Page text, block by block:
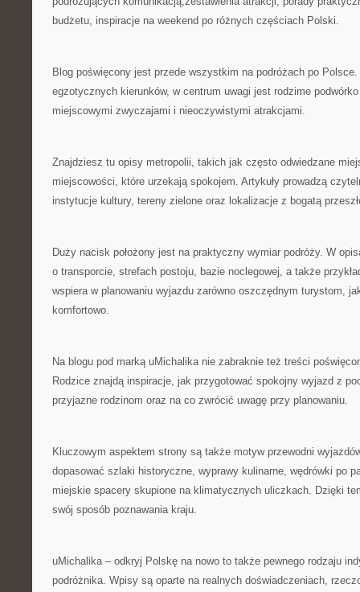
budżetu, inspiracje na weekend po różnych częściach Polski.
Blog poświęcony jest przede wszystkim na podróżach po
egzotycznych kierunków, w centrum uwagi jest rodzime
miejscowymi zwyczajami i nieoczywistymi atrakcjami.
Znajdziesz tu opisy metropolii, takich jak często odwiedzane
miejscowości, które urzekają spokojem. Artykuły prowadzą
instytucje kultury, tereny zielone oraz lokalizacje z bogatą
Duży nacisk położony jest na praktyczny wymiar podróży. W
o transporcie, strefach postoju, bazie noclegowej, a także
wspiera w planowaniu wyjazdu zarówno oszczędnym turystom,
komfortowo.
Na blogu pod marką uMichalika nie zabraknie też treści
Rodzice znajdą inspiracje, jak przygotować spokojny wyjazd z
przyjazne rodzinom oraz na co zwrócić uwagę przy planowaniu.
Kluczowym aspektem strony są także motyw przewodni
dopasować szlaki historyczne, wyprawy kulinarne, wędrówki po
miejskie spacery skupione na klimatycznych uliczkach. Dzięki
swój sposób poznawania kraju.
uMichalika – odkryj Polskę na nowo to także pewnego rodzaju
podróżnika. Wpisy są oparte na realnych doświadczeniach,